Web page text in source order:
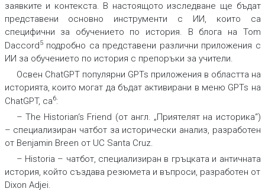
заявките и контекста. В настоящото изследване ще бъдат
представени основно инструменти с ИИ, които са
специфични за обучението по история. В блога на Tom
Daccord5подробно са представени различни приложения с
ИИ за обучението по история с препоръки за учители.
Освен ChatGPT популярни GPTs приложения в областта на
историята, които могат да бъдат активирани в меню GPTs на
ChatGPT, са6:
– The Historian‘s Friend (от англ. „Приятелят на историка“)
– специализиран чатбот за исторически анализ, разработен
от Benjamin Breen от UC Santa Cruz.
– Historia – чатбот, специализиран в гръцката и античната
история, който създава резюмета и въпроси, разработен от
Dixon Adjei.